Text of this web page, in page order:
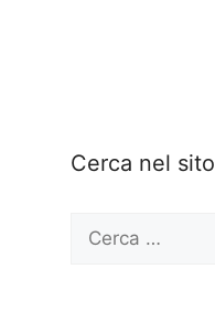
Cerca nel sito
Ricerca